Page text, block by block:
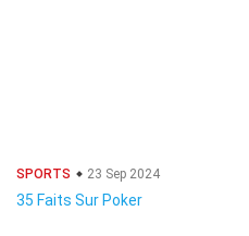
SPORTS 23 Sep 2024
35 Faits Sur Poker